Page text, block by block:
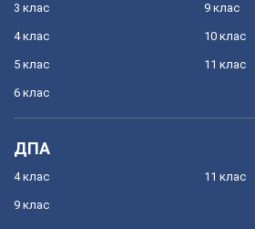
3 клас
4 клас
5 клас
6 клас
9 клас
10 клас
11 клас
ДПА
4 клас
9 клас
11 клас